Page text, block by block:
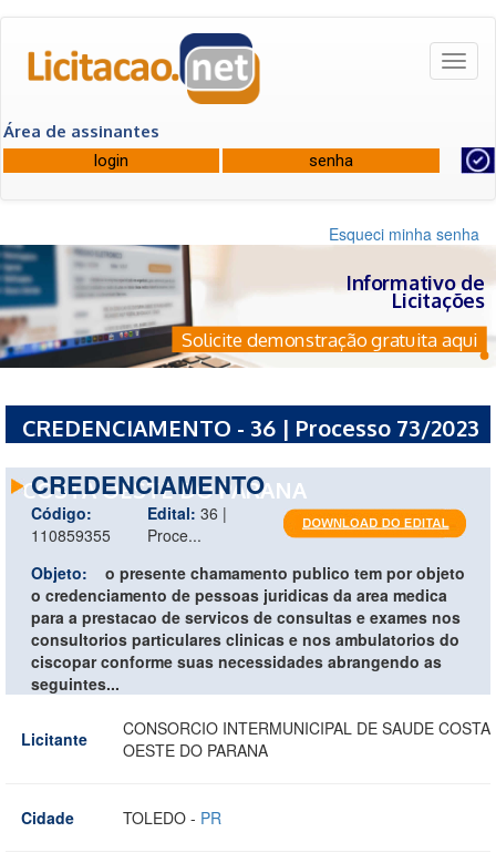
Área de assinantes
Esqueci minha senha
Informativo de
Licitações
Solicite demonstração gratuita aqui
CREDENCIAMENTO - 36 | Processo 73/2023
COSTA OESTE DO PARANA
CREDENCIAMENTO
Código:
110859355
Edital: 36 |
Proce...
Objeto:
o presente chamamento publico tem por objeto
o credenciamento de pessoas juridicas da area medica
para a prestacao de servicos de consultas e exames nos
consultorios particulares clinicas e nos ambulatorios do
ciscopar conforme suas necessidades abrangendo as
seguintes...
Licitante
CONSORCIO INTERMUNICIPAL DE SAUDE COSTA
OESTE DO PARANA
Cidade TOLEDO - PR